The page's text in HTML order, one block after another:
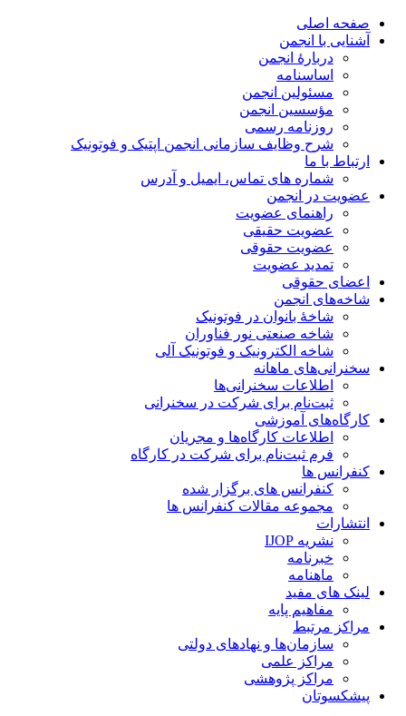
صفحه اصلی
آشنایی با انجمن
دربارۀ انجمن
اساسنامه
مسئولین انجمن
مؤسسین انجمن
روزنامه رسمی
شرح وظایف سازمانی انجمن اپتیک و فوتونیک
ارتباط با ما
شماره های تماس، ایمیل و آدرس
عضویت در انجمن
راهنمای عضویت
عضویت حقیقی
عضویت حقوقی
تمدید عضویت
اعضای حقوقی
شاخه‌های انجمن
شاخۀ بانوان در فوتونیک
شاخه صنعتی نور فناوران
شاخه‌ الکترونیک و فوتونیک آلی
سخنرانی‌های ماهانه
اطلاعات سخنرانی‌‌ها
ثبت‌نام برای شرکت در سخنرانی
کارگاه‌های آموزشی
اطلاعات کارگاه‌ها و مجریان
فرم ثبت‌نام برای شرکت در کارگاه
کنفرانس ها
کنفرانس های برگزار شده
مجموعه مقالات کنفرانس ها
انتشارات
نشریه IJOP
خبرنامه
ماهنامه
لینک های مفید
مفاهیم پایه
مراکز مرتبط
سازمان‌ها و نهادهای دولتی
مراکز علمی
مراکز پژوهشی
پیشکسوتان